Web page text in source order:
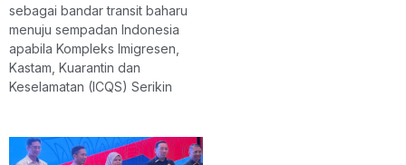
sebagai bandar transit baharu
menuju sempadan Indonesia
apabila Kompleks Imigresen,
Kastam, Kuarantin dan
Keselamatan (ICQS) Serikin